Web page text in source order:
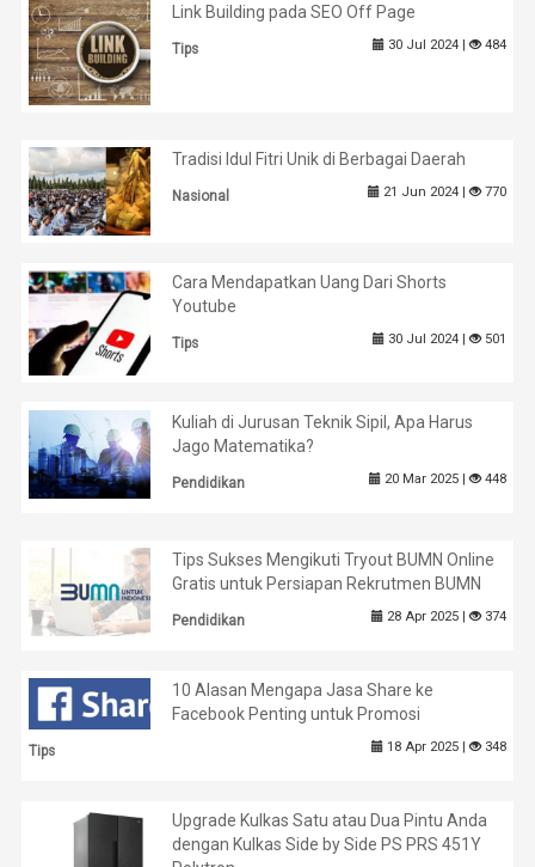
Link Building pada SEO Off Page
Tips 30 Jul 2024 | 484
Tradisi Idul Fitri Unik di Berbagai Daerah
Nasional 21 Jun 2024 | 770
Cara Mendapatkan Uang Dari Shorts
Youtube
Tips 30 Jul 2024 | 501
Kuliah di Jurusan Teknik Sipil, Apa Harus
Jago Matematika?
Pendidikan 20 Mar 2025 | 448
Tips Sukses Mengikuti Tryout BUMN Online
Gratis untuk Persiapan Rekrutmen BUMN
Pendidikan 28 Apr 2025 | 374
10 Alasan Mengapa Jasa Share ke
Facebook Penting untuk Promosi
Tips 18 Apr 2025 | 348
Upgrade Kulkas Satu atau Dua Pintu Anda
dengan Kulkas Side by Side PS PRS 451Y